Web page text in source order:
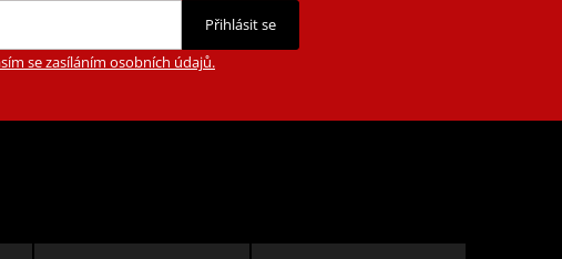
Přihlásit se
se zasíláním osobních údajů.